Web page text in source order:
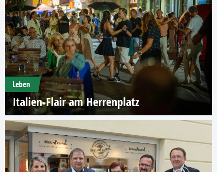
Leben
Italien-Flair am Herrenplatz